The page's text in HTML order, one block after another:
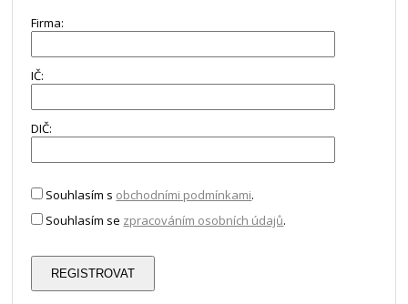
Firma:
IČ:
DIČ:
Souhlasím s obchodními podmínkami.
Souhlasím se zpracováním osobních údajů.